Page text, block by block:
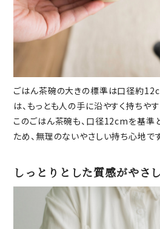
ごはん茶碗の大きの標準は口径約
は、もっとも人の手に沿やすく持ちや
このごはん茶碗も、口径12cmを基準
ため、無理のないやさしい持ち心地です
しっとりとした質感がやさ